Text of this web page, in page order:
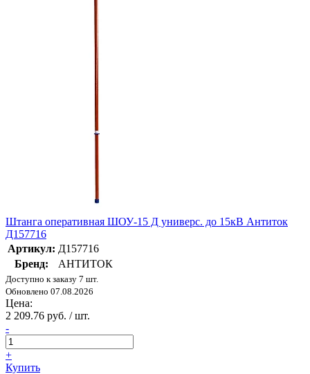
Штанга оперативная ШОУ-15 Д универс. до 15кВ Антиток
Д157716
Артикул: Д157716
Бренд:
АНТИТОК
Доступно к заказу 7 шт.
Обновлено 07.08.2026
Цена:
2 209.76 руб. / шт.
-
+
Купить